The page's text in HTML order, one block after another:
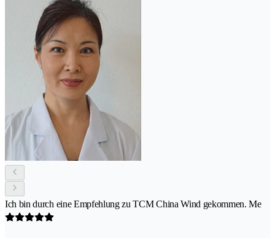
Ich bin durch eine Empfehlung zu TCM China Wind gekommen. Me